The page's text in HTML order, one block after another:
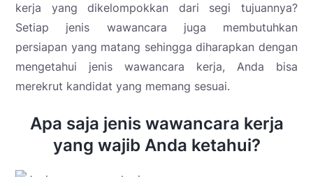
kerja yang dikelompokkan dari segi tujuannya?
Setiap jenis wawancara juga membutuhkan
persiapan yang matang sehingga diharapkan dengan
mengetahui jenis wawancara kerja, Anda bisa
merekrut kandidat yang memang sesuai.
Apa saja jenis wawancara kerja
yang wajib Anda ketahui?